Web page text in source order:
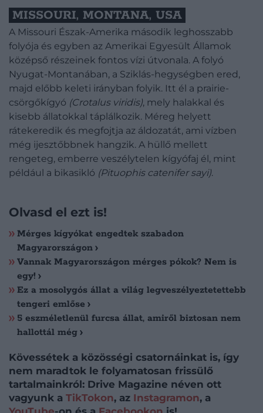
MISSOURI, MONTANA, USA
A Missouri Észak-Amerika második leghosszabb
folyója és egyben az Amerikai Egyesült Államok
középső részeinek fontos vízi útvonala. A folyó
Nyugat-Montanában, a Sziklás-hegységben ered,
majd előbb keleti irányban folyik. Itt él a prairie-
csörgőkígyó (Crotalus viridis), mely halakkal és
kisebb állatokkal táplálkozik. Méreg helyett
rátekeredik és megfojtja az áldozatát, ami vízben
még ijesztőbbnek hangzik. A hüllő mellett
rengeteg, emberre veszélytelen kígyófaj él, mint
például a bikasikló (Pituophis catenifer sayi).
Olvasd el ezt is!
Mérges kígyókat engedtek szabadon
Magyarországon
Vannak Magyarországon mérges pókok? Nem is
egy!
Ez a mosolygós állat a világ legveszélyeztetettebb
tengeri emlőse
5 eszméletlenül furcsa állat, amiről biztosan nem
hallottál még
Kövessétek a közösségi csatornáinkat is, így
nem maradtok le folyamatosan frissülő
tartalmainkról: Drive Magazine néven ott
vagyunk a TikTokon, az Instagramon, a